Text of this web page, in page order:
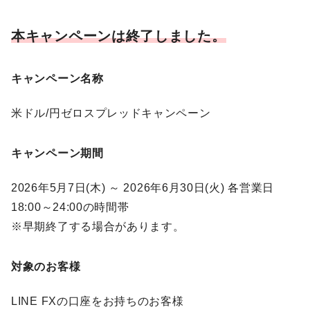
本キャンペーンは終了しました。
キャンペーン名称
米ドル/円ゼロスプレッドキャンペーン
キャンペーン期間
2026年5月7日(木) ～ 2026年6月30日(火) 各営業日
18:00～24:00の時間帯
※早期終了する場合があります。
対象のお客様
LINE FXの口座をお持ちのお客様